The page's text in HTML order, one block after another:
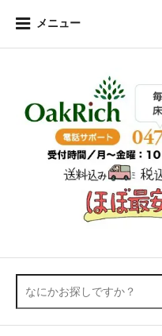
メニュー